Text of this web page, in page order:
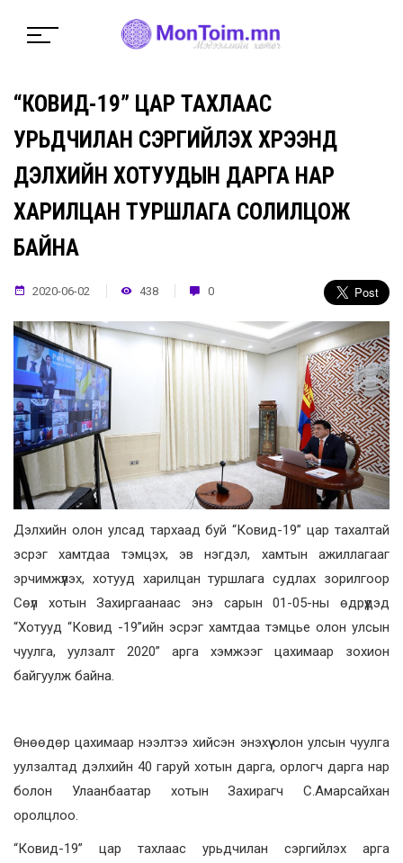
“КОВИД-19” ЦАР ТАХЛААС
УРЬДЧИЛАН СЭРГИЙЛЭХ ХҮРЭЭНД
ДЭЛХИЙН ХОТУУДЫН ДАРГА НАР
ХАРИЛЦАН ТУРШЛАГА СОЛИЛЦОЖ
БАЙНА
2020-06-02 438 0
Дэлхийн олон улсад тархаад буй “Ковид-19” цар тахалтай
эсрэг хамтдаа тэмцэх, эв нэгдэл, хамтын ажиллагааг
эрчимжүүлэх, хотууд харилцан туршлага судлах зорилгоор
Сөүл хотын Захиргаанаас энэ сарын 01-05-ны өдрүүдэд
“Хотууд “Ковид -19”ийн эсрэг хамтдаа тэмцье олон улсын
чуулга, уулзалт 2020” арга хэмжээг цахимаар зохион
байгуулж байна.
Өнөөдөр цахимаар нээлтээ хийсэн энэхүү олон улсын чуулга
уулзалтад дэлхийн 40 гаруй хотын дарга, орлогч дарга нар
болон Улаанбаатар хотын Захирагч С.Амарсайхан
оролцлоо.
“Ковид-19” цар тахлаас урьдчилан сэргийлэх арга